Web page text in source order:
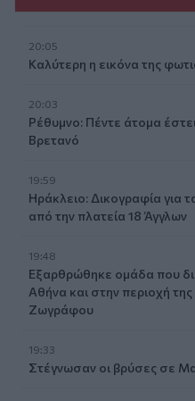
20:05
Καλύτερη η εικόνα της
20:03
Ρέθυμνο: Πέντε άτομα
Βρετανό
19:59
Ηράκλειο: Δικογραφία για
από την πλατεία 18 Άγγλων
19:48
Εξαρθρώθηκε ομάδα που
Αθήνα και στην περιοχή
Ζωγράφου
19:33
Στέγνωσαν οι βρύσες σε